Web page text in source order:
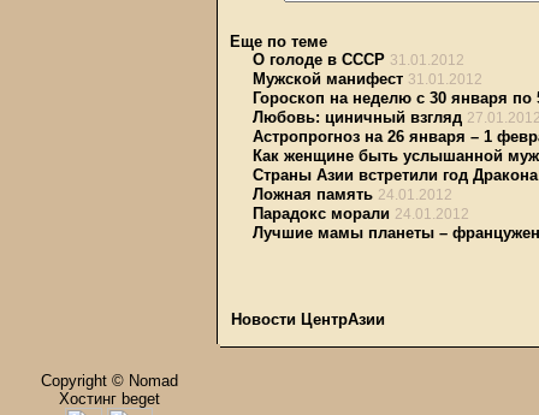
Еще по теме
О голоде в СССР 31.01.2012
Мужской манифест 31.01.2012
Гороскоп на неделю с 30 января по
Любовь: циничный взгляд
Астропрогноз на 26 января – 1
Как женщине быть услышанной
Страны Азии встретили год Дракона
Ложная память 24.01.2012
Парадокс морали 24.01.2012
Лучшие мамы планеты –
Новости ЦентрАзии
Copyright © Nomad
Хостинг beget